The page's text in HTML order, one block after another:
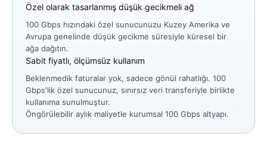
Özel olarak tasarlanmış düşük gecikmeli ağ
100 Gbps hızındaki özel sunucunuzu Kuzey Amerika ve
Avrupa genelinde düşük gecikme süresiyle küresel bir
ağa dağıtın.
Sabit fiyatlı, ölçümsüz kullanım
Beklenmedik faturalar yok, sadece gönül rahatlığı. 100
Gbps'lik özel sunucunuz, sınırsız veri transferiyle birlikte
kullanıma sunulmuştur.
Öngörülebilir aylık maliyetle kurumsal 100 Gbps altyapı.